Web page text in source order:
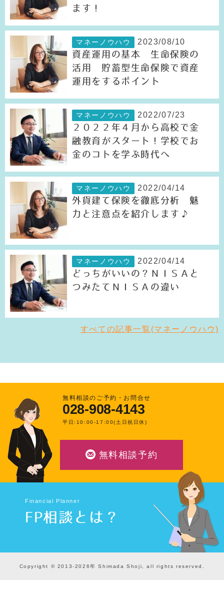
ます！
マネーノウハウ 2023/08/10
資産運用の基本 生命保険の
活用 貯蓄型生命保険で資産
運用をするポイント
マネーノウハウ 2022/07/23
２０２２年４月から高校で金
融教育がスタート！学校でお
金のコトを学ぶ時代へ
マネーノウハウ 2022/04/14
外貨建て保険を徹底分析 魅
力と注意点を紹介します♪
マネーノウハウ 2022/04/14
どっちがいいの？ＮＩＳＡと
つみたてＮＩＳＡの違い
すべての記事一覧(マネーノウハウ)
無料相談のご予約・お問合せ
028-908-4143
平日:10:00-17:00(土日祝日休)
無料相談予約
Financial Planner
FP相談とは？
Copyright © 2013-2026年 Shimada Shoji, all rights reserved.